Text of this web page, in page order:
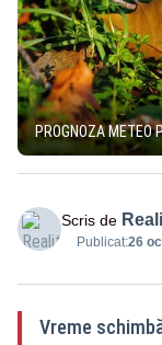
PROGNOZA METEO
Scris de
Publicat:26
Vreme